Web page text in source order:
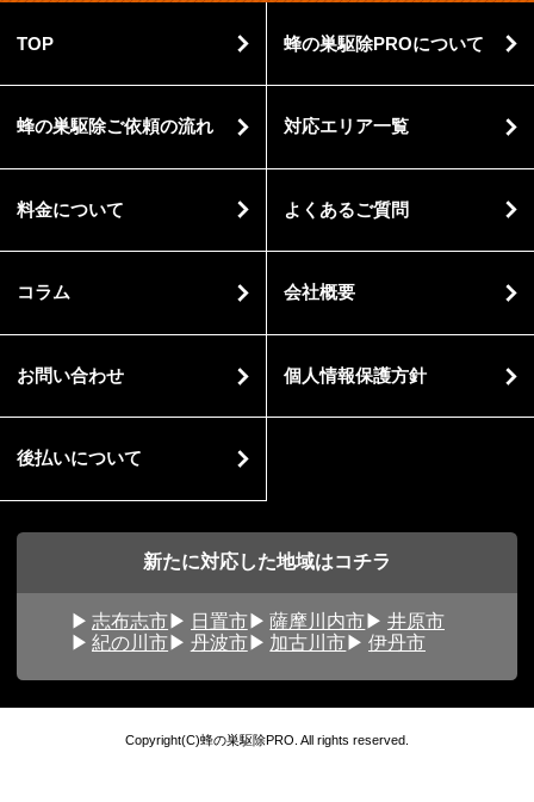
TOP 蜂の巣駆除PROについて
蜂の巣駆除ご依頼の流れ 対応エリア一覧
料金について よくあるご質問
コラム 会社概要
お問い合わせ 個人情報保護方針
後払いについて
新たに対応した地域はコチラ
志布志市 日置市 薩摩川内市
井原市
紀の川市
丹波市 加古川市 伊丹市
Copyright(C)蜂の巣駆除PRO. All rights reserved.